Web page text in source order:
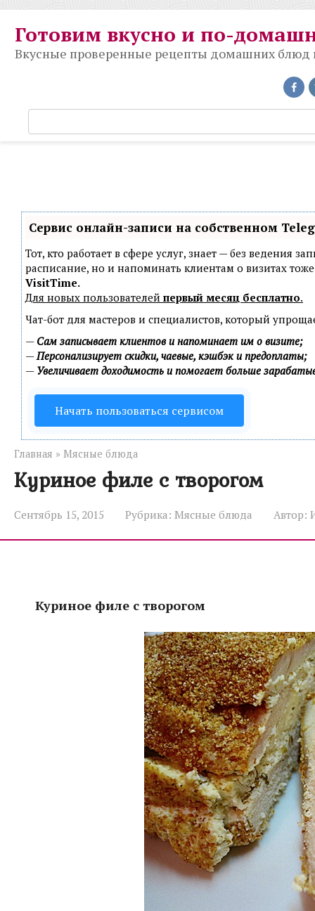
контенту
Готовим вкусно и по-
Вкусные проверенные рецепты домашних блюд
о
Сервис онлайн-записи на собственном
Тот, кто работает в сфере услуг, знает — без ведения
расписание, но и напоминать клиентам о визитах
VisitTime.
Для новых пользователей первый месяц бесплатно.
Чат-бот для мастеров и специалистов, который
— Сам записывает клиентов и напоминает им о визите;
—Персонализирует скидки, чаевые, кэшбэк и предоплаты;
— Увеличивает доходимость и помогает больше
Начать пользоваться сервисом
Главная » Мясные блюда
Куриное филе с творогом
Сентябрь 15, 2015 Рубрика: Мясные блюда Автор:
Куриное филе с творогом